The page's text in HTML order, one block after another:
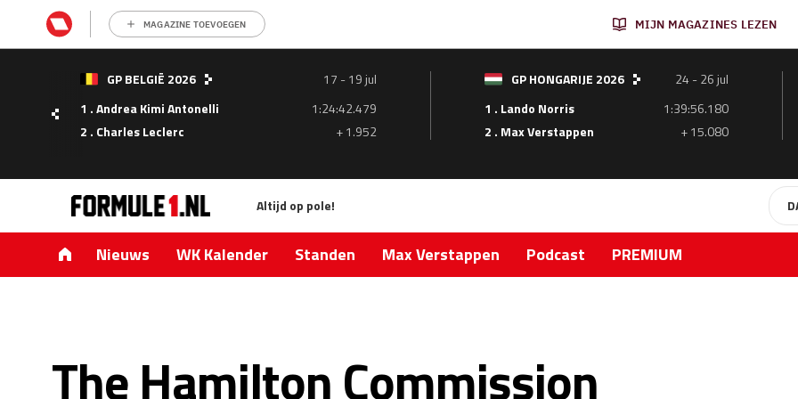
MAGAZINE TOEVOEGEN MIJN MAGAZINES LEZEN
GP BELGIË 2026
17 - 19 jul
1 . Andrea Kimi Antonelli
1:24:42.479
2 . Charles Leclerc
+ 1.952
GP HONGARIJE 2026
24 - 26 jul
1 . Lando Norris
1:39:56.180
2 . Max Verstappen
+ 15.080
Altijd op pole!
Nieuws WK Kalender Standen Max Verstappen Podcast PREMIUM
The Hamilton Commission